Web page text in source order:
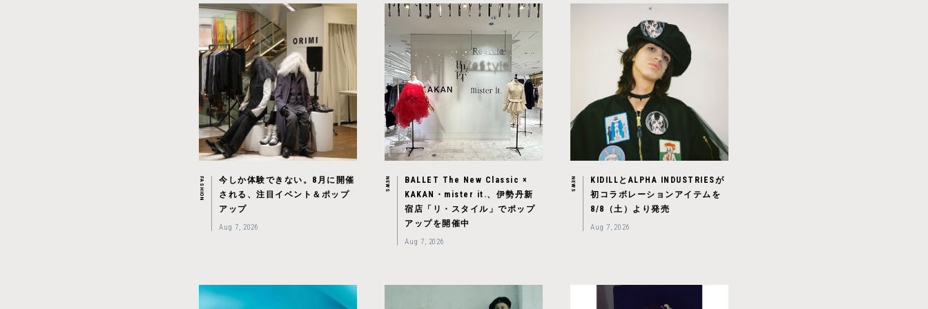
FASHION
今しか体験できない。8月に開催
される、注目イベント＆ポップ
アップ
Aug 7, 2026
NEWS
BALLET The New Classic ×
KAKAN・mister it.、伊勢丹新
宿店「リ・スタイル」でポップ
アップを開催中
Aug 7, 2026
NEWS
KIDILLとALPHA INDUSTRIESが
初コラボレーションアイテムを
8/8（土）より発売
Aug 7, 2026